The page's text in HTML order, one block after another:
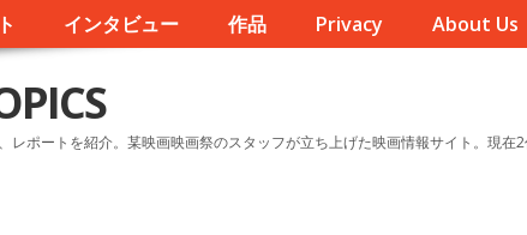
インタビュー 作品 Privacy About Us
レポートを紹介。某映画映画祭のスタッフが立ち上げた映画情報サイト。現在